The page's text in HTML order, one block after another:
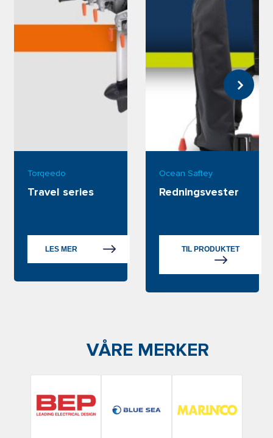
Torqeedo
Travel series
LES MER
Ocean Saftey
Redningsvester
TIL PRODUKTET
VÅRE MERKER